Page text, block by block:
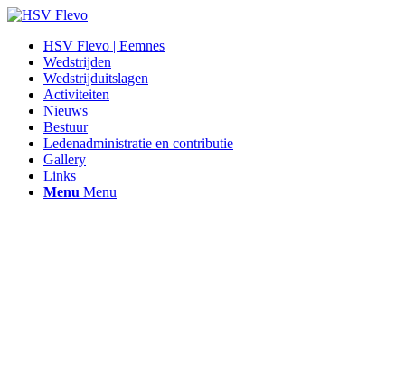
HSV Flevo | Eemnes
Wedstrijden
Wedstrijduitslagen
Activiteiten
Nieuws
Bestuur
Ledenadministratie en contributie
Gallery
Links
Menu Menu